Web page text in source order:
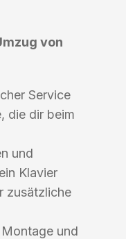
von
Service
die dir beim
und
Klavier
zusätzliche
und